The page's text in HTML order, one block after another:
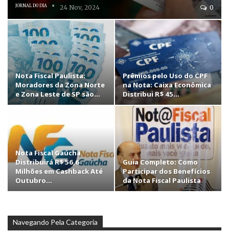
JORNAL DO DIA 24 Nov, 2024 0
Nota Fiscal Paulista:
Moradores da Zona Norte
e Zona Leste de SP são…
Prêmios pelo Uso do CPF
na Nota: Caixa Econômica
Distribui R$ 45…
Nota Fiscal Gaúcha
Distribuirá R$ 56,6
Milhões em Cashback Até
Outubro…
Guia Completo: Como
Participar dos Benefícios
da Nota Fiscal Paulista
Navegando Pela Categoria